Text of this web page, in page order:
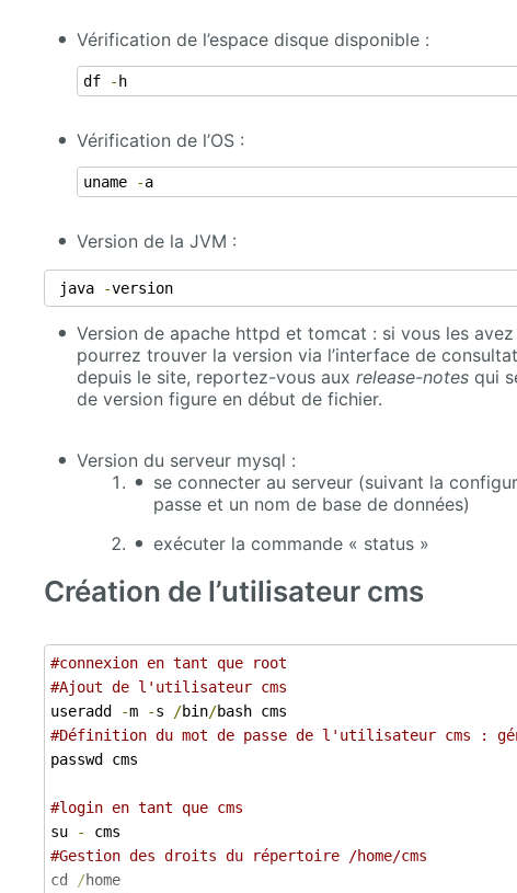
Vérification de l’espace disque disponible :
df - h
Vérification de l’OS :
uname -a
Version de la JVM :
java -version
Version de apache httpd et tomcat : si vous les
pourrez trouver la version via l’interface de
depuis le site, reportez-vous aux release-notes qui
de version figure en début de fichier.
Version du serveur mysql :
se connecter au serveur (suivant la
passe et un nom de base de données)
exécuter la commande « status »
Création de l’utilisateur cms
#connexion en tant que root
#Ajout de l'utilisateur cms
useradd
-m -s /bin/
#Définition du mot de passe de l'utilisateur cms :
passwd cms
#login en tant que cms
su
-
#Gestion des droits du répertoire /home/cms
cd
/home